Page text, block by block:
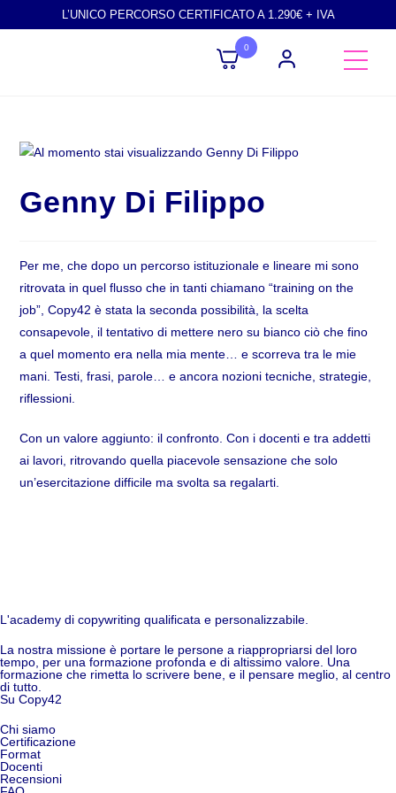
L’UNICO PERCORSO CERTIFICATO A 1.290€ + IVA
0
Genny Di Filippo
Per me, che dopo un percorso istituzionale e lineare mi sono
ritrovata in quel flusso che in tanti chiamano “training on the
job”, Copy42 è stata la seconda possibilità, la scelta
consapevole, il tentativo di mettere nero su bianco ciò che fino
a quel momento era nella mia mente… e scorreva tra le mie
mani. Testi, frasi, parole… e ancora nozioni tecniche, strategie,
riflessioni.
Con un valore aggiunto: il confronto. Con i docenti e tra addetti
ai lavori, ritrovando quella piacevole sensazione che solo
un’esercitazione difficile ma svolta sa regalarti.
L'academy di copywriting qualificata e personalizzabile.
La nostra missione è portare le persone a riappropriarsi del loro
tempo, per una formazione profonda e di altissimo valore. Una
formazione che rimetta lo scrivere bene, e il pensare meglio, al centro
di tutto.
Su Copy42
Chi siamo
Certificazione
Format
Docenti
Recensioni